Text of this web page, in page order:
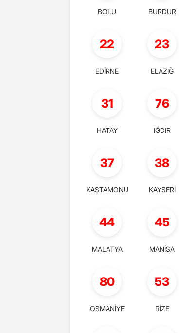
BOLU BURDUR
22
EDİRNE
23
ELAZIĞ
31
HATAY
76
IĞDIR
37
KASTAMONU
38
KAYSERİ
44
MALATYA
45
MANİSA
80
OSMANİYE
53
RİZE